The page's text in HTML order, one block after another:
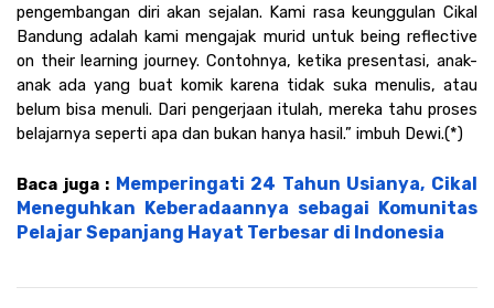
pengembangan diri akan sejalan. Kami rasa keunggulan Cikal
Bandung adalah kami mengajak murid untuk being reflective
on their learning journey. Contohnya, ketika presentasi, anak-
anak ada yang buat komik karena tidak suka menulis, atau
belum bisa menuli. Dari pengerjaan itulah, mereka tahu proses
belajarnya seperti apa dan bukan hanya hasil.” imbuh Dewi.(*)
Baca juga : Memperingati 24 Tahun Usianya, Cikal
Meneguhkan Keberadaannya sebagai Komunitas
Pelajar Sepanjang Hayat Terbesar di Indonesia